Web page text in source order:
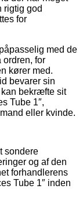
rigtig god
for
med de
for
kører med.
bevarer sin
kan bekræfte sit
Tube 1″,
eller kvinde.
sondere
og af den
forhandlerens
Tube 1″ inden